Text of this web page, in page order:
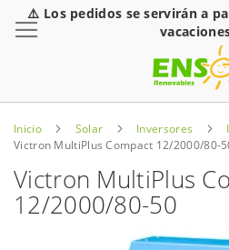
⚠️ Los pedidos se servirán a
Inicio Solar Inversores
Victron MultiPlus Compact 12/2000/80-
Victron MultiPlus
12/2000/80-50